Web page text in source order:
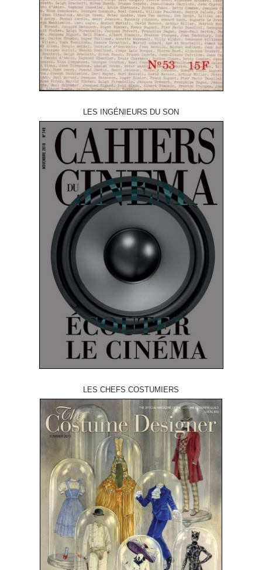
LES INGÉNIEURS DU SON
LES CHEFS COSTUMIERS